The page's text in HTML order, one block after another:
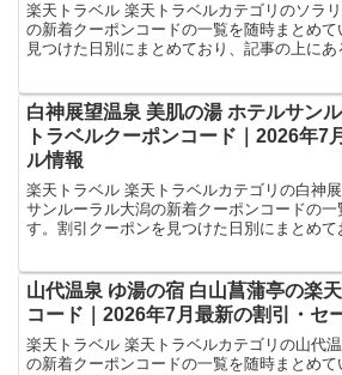
楽天トラベル 楽天トラベルカテゴリのソラ
の新着クーポンコードの一覧を随時まとめ
見つけた日別にまとめており、記事の上に
ポンになります。ホテル・旅館宿泊の予約
白神展望温泉 美肌の湯 ホテルサン
トラベルクーポンコード｜2026年7
ル情報
楽天トラベル 楽天トラベルカテゴリの白神
サンルーラル大潟の新着クーポンコードの一
す。割引クーポンを見つけた日別にまとめて
のが最新の割引クーポンになります。ホテ
山代温泉 ゆ湯の宿 白山菖蒲亭の楽
コード｜2026年7月最新の割引・セ
楽天トラベル 楽天トラベルカテゴリの山代
の新着クーポンコードの一覧を随時まとめ